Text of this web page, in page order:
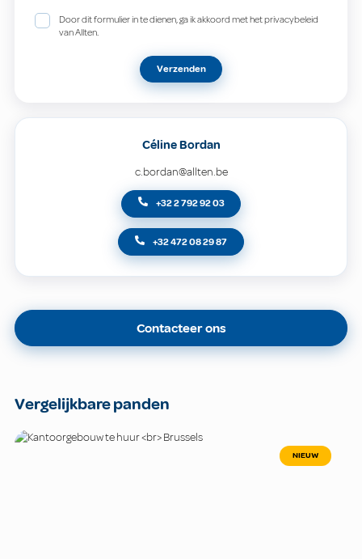
Door dit formulier in te dienen, ga ik akkoord met het privacybeleid
van Allten.
Verzenden
Céline Bordan
c.bordan@allten.be
+32 2 792 92 03
+32 472 08 29 87
Contacteer ons
Vergelijkbare panden
NIEUW